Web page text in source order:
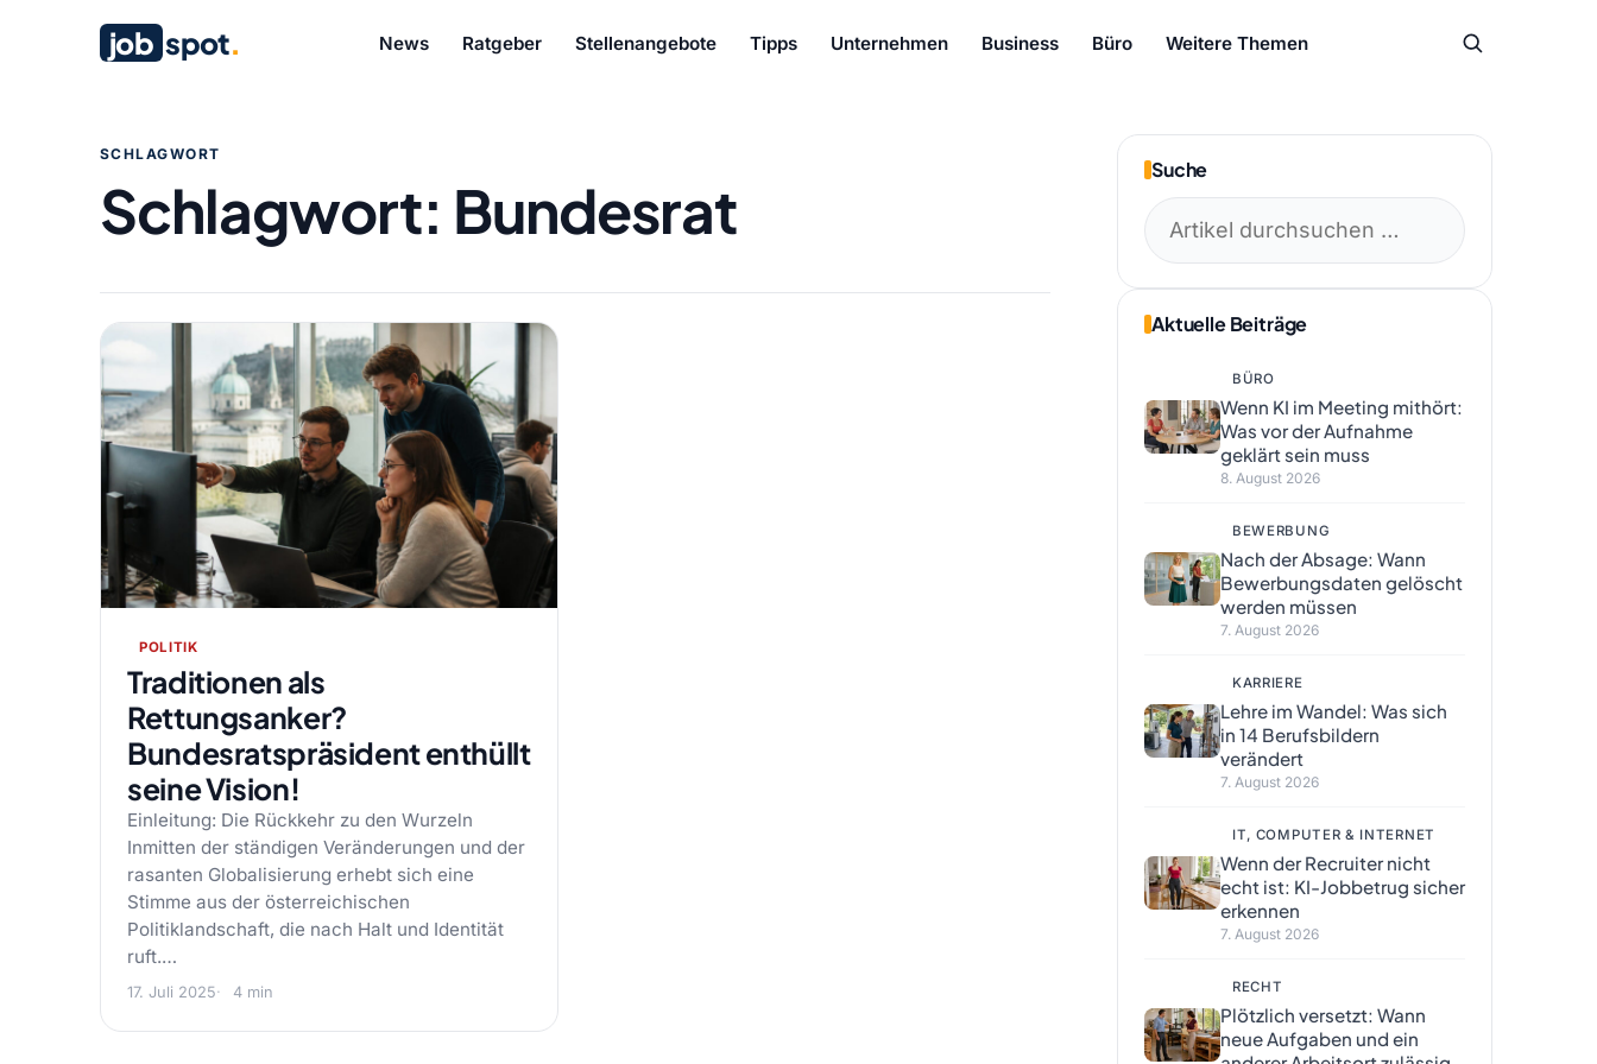
job spot. News Ratgeber Stellenangebote Tipps Unternehmen Business Büro Weitere Themen
SCHLAGWORT
Schlagwort: Bundesrat
POLITIK
Traditionen als
Rettungsanker?
Bundesratspräsident enthüllt
seine Vision!
Einleitung: Die Rückkehr zu den Wurzeln
Inmitten der ständigen Veränderungen und der
rasanten Globalisierung erhebt sich eine
Stimme aus der österreichischen
Politiklandschaft, die nach Halt und Identität
ruft.…
17. Juli 2025 4 min
Suche
Aktuelle Beiträge
BÜRO
Wenn KI im Meeting mithört:
Was vor der Aufnahme
geklärt sein muss
8. August 2026
BEWERBUNG
Nach der Absage: Wann
Bewerbungsdaten gelöscht
werden müssen
7. August 2026
KARRIERE
Lehre im Wandel: Was sich
in 14 Berufsbildern
verändert
7. August 2026
IT, COMPUTER & INTERNET
Wenn der Recruiter nicht
echt ist: KI-Jobbetrug sicher
erkennen
7. August 2026
RECHT
Plötzlich versetzt: Wann
neue Aufgaben und ein